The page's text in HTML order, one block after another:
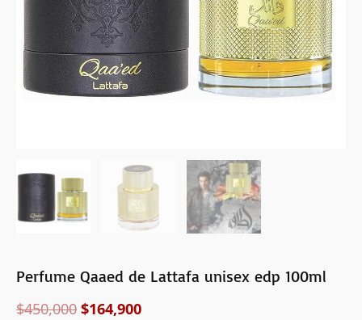
Perfume Qaaed de Lattafa unisex edp 100ml
$450,000 $164,900